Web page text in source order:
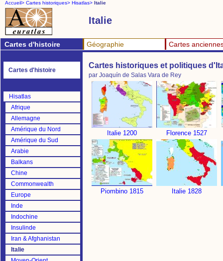
Accueil> Cartes historiques> Hisatlas> Italie
Italie
Cartes d'histoire Géographie Cartes
Cartes d'histoire
Hisatlas
Afrique
Allemagne
Amérique du Nord
Amérique du Sud
Arabie
Balkans
Chine
Commonwealth
Europe
Inde
Indochine
Insulinde
Iran & Afghanistan
Italie
Cartes historiques et politiques
par Joaquín de Salas Vara de Rey
Italie 1200 Florence 1527
Piombino 1815 Italie 1828